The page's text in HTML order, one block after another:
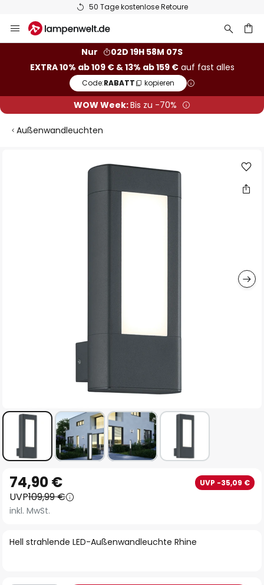
50 Tage kostenlose Retoure
Inhalt
Nur
02D 19H 58M 06S
EXTRA 10% ab 109 € & 13% ab 159 €auf fast alles
Code:RABATT kopieren
WOW Week:Bis zu -70%
Außenwandleuchten
Anfang
der
Bildgalerie
Hell strahlende LED-Außenwandleuchte Rhine
74,90 € UVP -35,09 €
UVP109,99 €
inkl. MwSt.